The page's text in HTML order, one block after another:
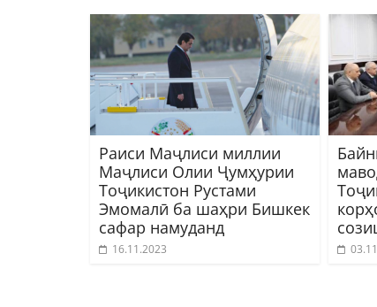
Раиси Маҷлиси миллии
Маҷлиси Олии Ҷумҳурии
Тоҷикистон Рустами
Эмомалӣ ба шаҳри Бишкек
сафар намуданд
16.11.2023